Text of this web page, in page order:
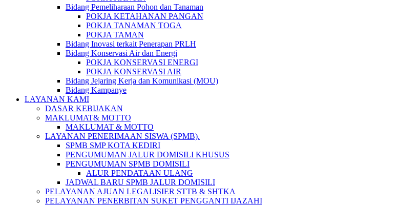
Bidang Pemeliharaan Pohon dan Tanaman
POKJA KETAHANAN PANGAN
POKJA TANAMAN TOGA
POKJA TAMAN
Bidang Inovasi terkait Penerapan PRLH
Bidang Konservasi Air dan Energi
POKJA KONSERVASI ENERGI
POKJA KONSERVASI AIR
Bidang Jejaring Kerja dan Komunikasi (MOU)
Bidang Kampanye
LAYANAN KAMI
DASAR KEBIJAKAN
MAKLUMAT& MOTTO
MAKLUMAT & MOTTO
LAYANAN PENERIMAAN SISWA (SPMB).
SPMB SMP KOTA KEDIRI
PENGUMUMAN JALUR DOMISILI KHUSUS
PENGUMUMAN SPMB DOMISILI
ALUR PENDATAAN ULANG
JADWAL BARU SPMB JALUR DOMISILI
PELAYANAN AJUAN LEGALISIER STTB & SHTKA
PELAYANAN PENERBITAN SUKET PENGGANTI IJAZAHI